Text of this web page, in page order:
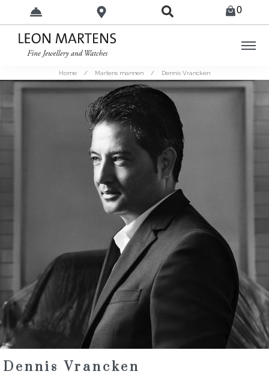
0
Home / Martens mannen / Dennis Vrancken
Dennis Vrancken